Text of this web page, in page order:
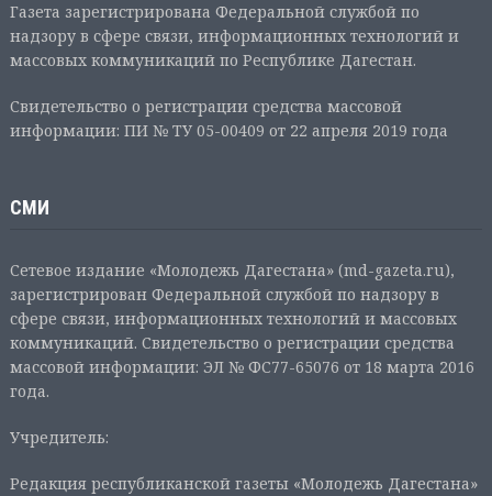
Газета зарегистрирована Федеральной службой по
надзору в сфере связи, информационных технологий и
массовых коммуникаций по Республике Дагестан.
Свидетельство о регистрации средства массовой
информации: ПИ № ТУ 05-00409 от 22 апреля 2019 года
СМИ
Сетевое издание «Молодежь Дагестана» (md-gazeta.ru),
зарегистрирован Федеральной службой по надзору в
сфере связи, информационных технологий и массовых
коммуникаций. Свидетельство о регистрации средства
массовой информации: ЭЛ № ФС77-65076 от 18 марта 2016
года.
Учредитель:
Редакция республиканской газеты «Молодежь Дагестана»